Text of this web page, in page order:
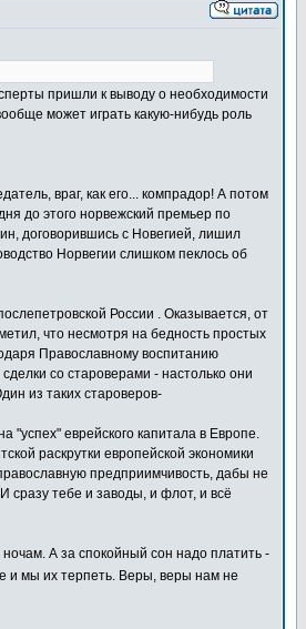
пришли к выводу о необходимости
может играть какую-нибудь роль
враг, как его... компрадор! А потом
до этого норвежский премьер по
договорившись с Новегией, лишил
Норвегии слишком пеклось об
России . Оказывается, от
что несмотря на бедность простых
Православному воспитанию
со староверами - настолько они
из таких староверов-
"успех" еврейского капитала в Европе.
раскрутки европейской экономики
предприимчивость, дабы не
сразу тебе и заводы, и флот, и всё
А за спокойный сон надо платить -
и мы их терпеть. Веры, веры нам не